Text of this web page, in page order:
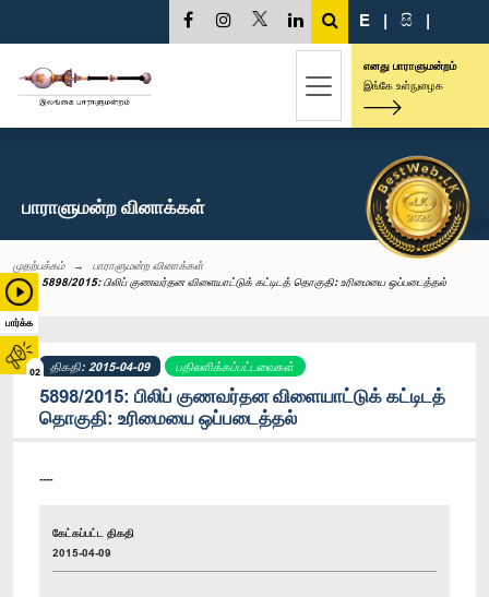
பார்க்க
02
E | සි |
எனது பாராளுமன்றம்
இங்கே உள்நுழைக
பாராளுமன்ற வினாக்கள்
முதற்பக்கம்
பாராளுமன்ற வினாக்கள்
5898/2015: பிலிப் குணவர்தன விளையாட்டுக் கட்டிடத் தொகுதி: உரிமையை ஒப்படைத்தல்
திகதி: 2015-04-09 பதிலளிக்கப்பட்டவைகள்
5898/2015: பிலிப் குணவர்தன விளையாட்டுக் கட்டிடத்
தொகுதி: உரிமையை ஒப்படைத்தல்
----
கேட்கப்பட்ட திகதி
2015-04-09